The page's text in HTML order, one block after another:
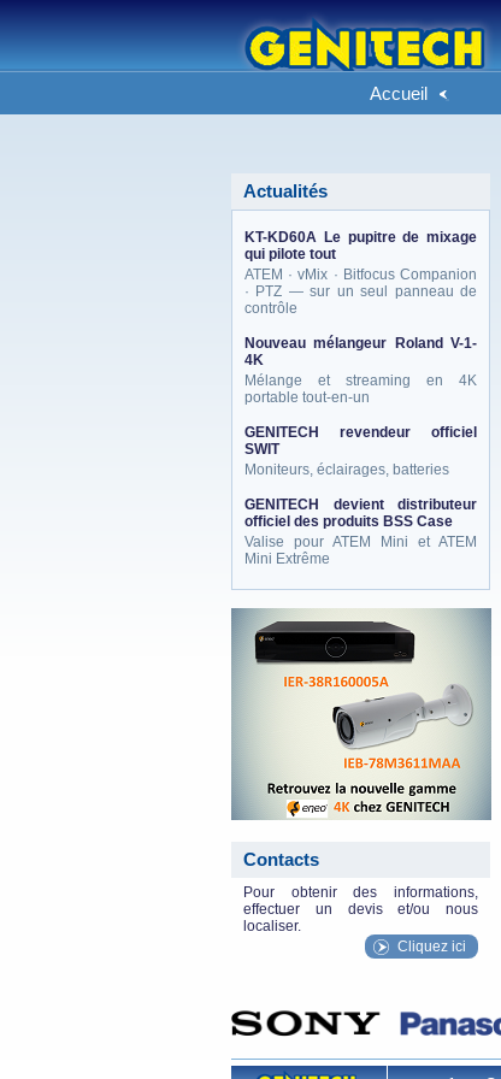
Accueil
Actualités
KT-KD60A Le pupitre de mixage
qui pilote tout
ATEM · vMix · Bitfocus Companion
· PTZ — sur un seul panneau de
contrôle
Nouveau mélangeur Roland V-1-
4K
Mélange et streaming en 4K
portable tout-en-un
GENITECH revendeur officiel
SWIT
Moniteurs, éclairages, batteries
GENITECH devient distributeur
officiel des produits BSS Case
Valise pour ATEM Mini et ATEM
Mini Extrême
Contacts
Pour obtenir des informations,
effectuer un devis et/ou nous
localiser.
Cliquez ici